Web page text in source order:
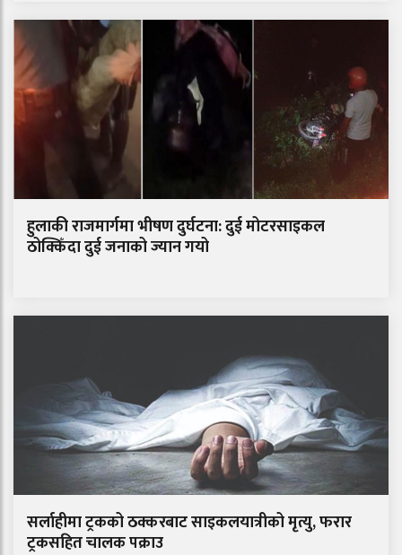
हुलाकी राजमार्गमा भीषण दुर्घटना: दुई मोटरसाइकल
ठोक्किँदा दुई जनाको ज्यान गयो
सर्लाहीमा ट्रकको ठक्करबाट साइकलयात्रीको मृत्यु, फरार
ट्रकसहित चालक पक्राउ